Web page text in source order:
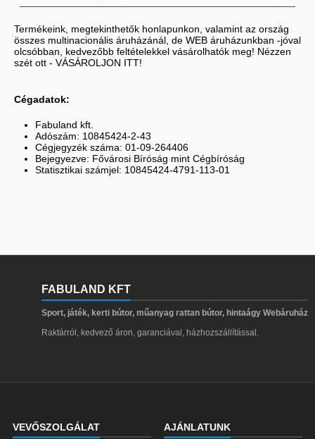
Termékeink, megtekinthetők honlapunkon, valamint az ország
összes multinacionális áruházánál, de WEB áruházunkban -jóval
olcsóbban, kedvezőbb feltételekkel vásárolhatók meg! Nézzen
szét ott - VÁSÁROLJON ITT!
Cégadatok:
Fabuland kft.
Adószám: 10845424-2-43
Cégjegyzék száma: 01-09-264406
Bejegyezve: Fővárosi Bíróság mint Cégbíróság
Statisztikai számjel: 10845424-4791-113-01
FABULAND KFT
Sport, játék, kerti bútor, műanyag rattan bútor, hintaágy Webáruház
Raktárról, kedvező áron, garanciával, házhozszállítással.
VEVŐSZOLGÁLAT AJÁNLATUNK